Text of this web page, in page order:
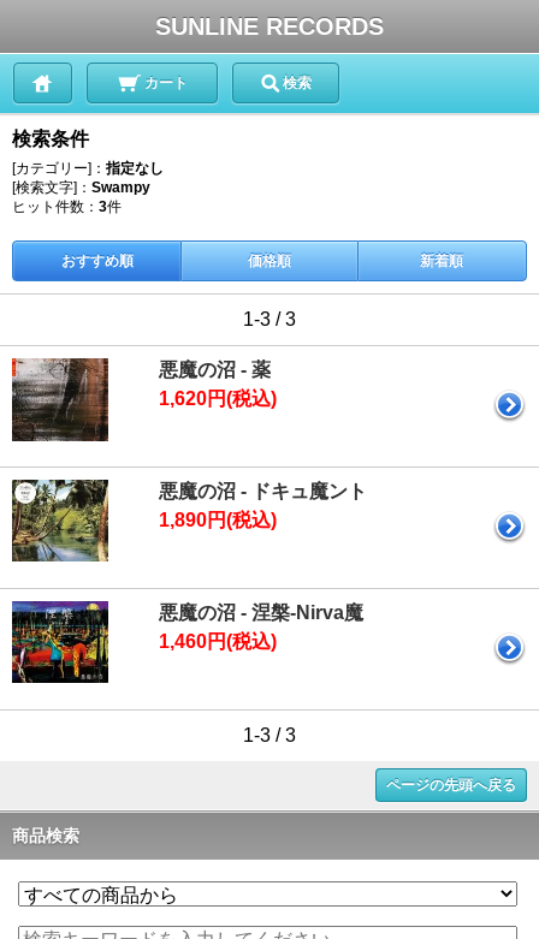
SUNLINE RECORDS
カート 検索
検索条件
[カテゴリー]： 指定なし
[検索文字]： Swampy
ヒット件数： 3件
おすすめ順 価格順 新着順
1-3 / 3
悪魔の沼 - 薬
1,620円(税込)
悪魔の沼 - ドキュ魔ント
1,890円(税込)
悪魔の沼 - 涅槃-Nirva魔
1,460円(税込)
1-3 / 3
ページの先頭へ戻る
商品検索